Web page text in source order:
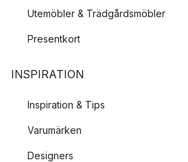
Utemöbler & Trädgårdsmöbler
Presentkort
INSPIRATION
Inspiration & Tips
Varumärken
Designers